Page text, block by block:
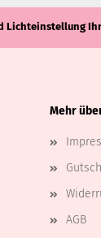
Lichteinstellung
Mehr
AGB